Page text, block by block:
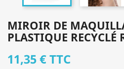
MIROIR DE
PLASTIQUE RECYCLÉ
11,35 €TTC